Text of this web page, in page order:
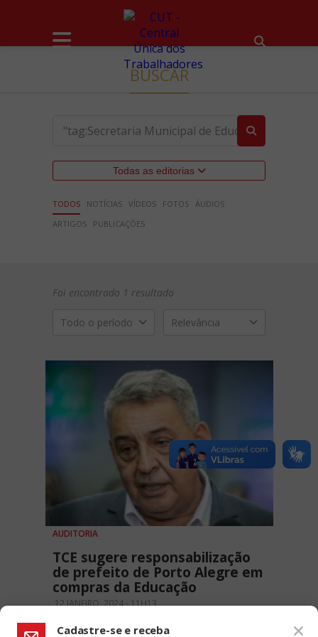
BUSCAR
Todas as editorias
TODOS NOTÍCIAS VÍDEOS FOTOS ÁUDIOS
ARTIGOS
PUBLICAÇÕES
Foi encontrado 1 resultado
Todo o período Relevância
AUDITORIA
TCE sugere responsabilização
de prefeito de Porto Alegre em
compras da Educação
12 JANEIRO, 2024 - 11H13
Cadastre-se e receba